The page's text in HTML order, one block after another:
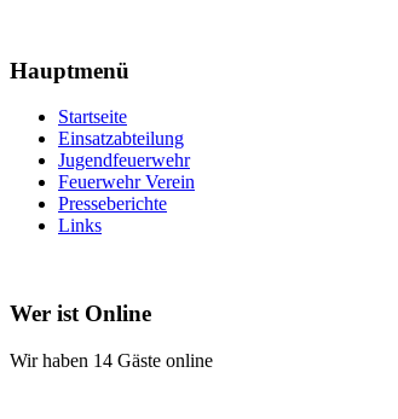
Hauptmenü
Startseite
Einsatzabteilung
Jugendfeuerwehr
Feuerwehr Verein
Presseberichte
Links
Wer ist Online
Wir haben 14 Gäste online